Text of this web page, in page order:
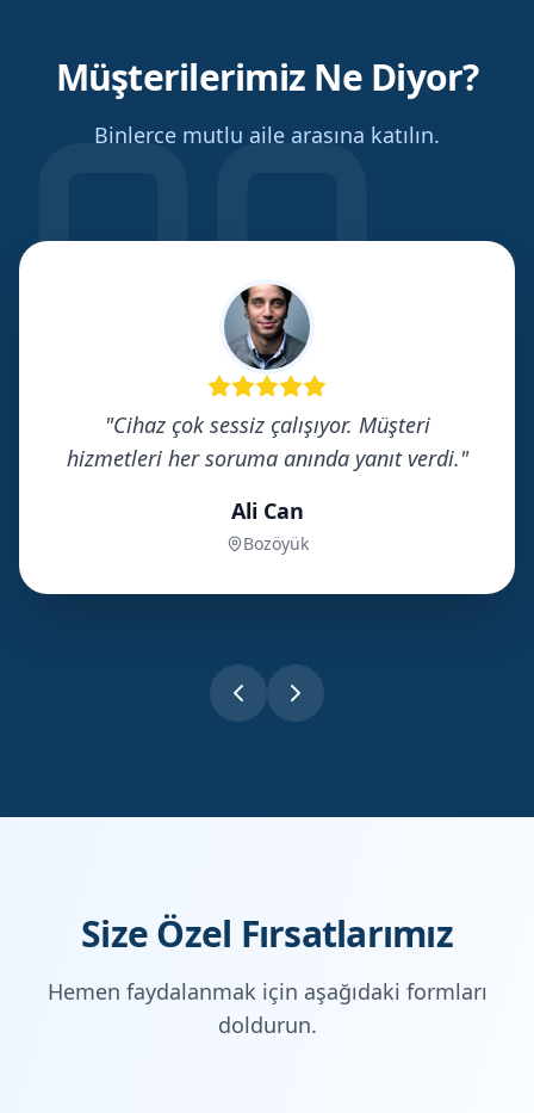
Müşterilerimiz Ne Diyor?
Binlerce mutlu aile arasına katılın.
"Cihaz çok sessiz çalışıyor. Müşteri
hizmetleri her soruma anında yanıt verdi."
Ali Can
Bozöyük
Size Özel Fırsatlarımız
Hemen faydalanmak için aşağıdaki formları
doldurun.